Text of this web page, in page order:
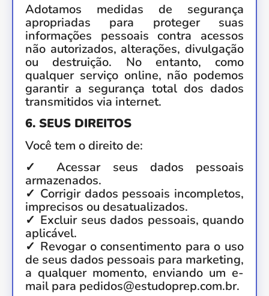
Adotamos medidas de segurança
apropriadas para proteger suas
informações pessoais contra acessos
não autorizados, alterações, divulgação
ou destruição. No entanto, como
qualquer serviço online, não podemos
garantir a segurança total dos dados
transmitidos via internet.
6. SEUS DIREITOS
Você tem o direito de:
✓ Acessar seus dados pessoais
armazenados.
✓ Corrigir dados pessoais incompletos,
imprecisos ou desatualizados.
✓ Excluir seus dados pessoais, quando
aplicável.
✓ Revogar o consentimento para o uso
de seus dados pessoais para marketing,
a qualquer momento, enviando um e-
mail para pedidos@estudoprep.com.br.